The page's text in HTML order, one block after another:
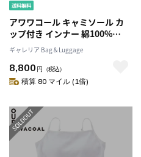
アワワコール キャミソール カ
ップ付き インナー 綿100%
OUR WACOAL トップス インナ
ーウェア ブラトップ アンダー
ゴムなし キャミ シンプル スト
ラップ調整 レディース カップ
ギャレリア Bag＆Luggage
8,800 円 （税込）
積算 80 マイル (1倍)